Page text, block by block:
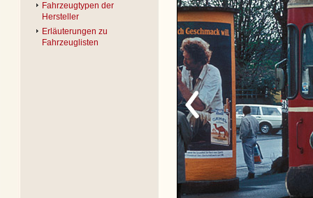
Fahrzeugtypen der
Hersteller
Erläuterungen zu
Fahrzeuglisten